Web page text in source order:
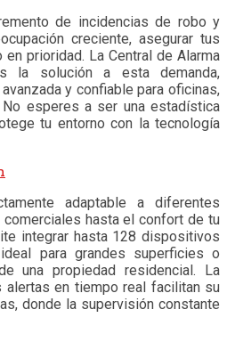
de incidencias de robo y
creciente, asegurar tus
prioridad. La Central de Alarma
la solución a esta demanda,
y confiable para oficinas,
esperes a ser una estadística
tu entorno con la tecnología
adaptable a diferentes
hasta el confort de tu
integrar hasta 128 dispositivos
para grandes superficies o
una propiedad residencial. La
alertas en tiempo real facilitan su
donde la supervisión constante